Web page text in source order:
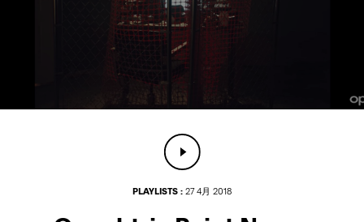
PLAYLISTS :27 4月 2018